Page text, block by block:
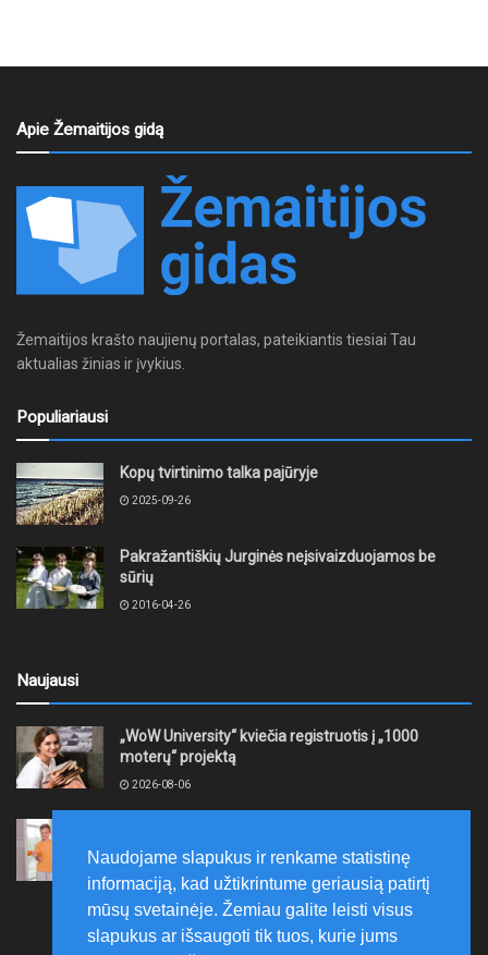
Apie Žemaitijos gidą
Žemaitijos krašto naujienų portalas, pateikiantis tiesiai Tau
aktualias žinias ir įvykius.
Populiariausi
Kopų tvirtinimo talka pajūryje
2025-09-26
Pakražantiškių Jurginės neįsivaizduojamos be
sūrių
2016-04-26
Naujausi
„WoW University“ kviečia registruotis į „1000
moterų“ projektą
2026-08-06
neformaliojo mokinių sportinio ugdymo programas
2026-08-06
Naudojame slapukus ir renkame statistinę
informaciją, kad užtikrintume geriausią patirtį
mūsų svetainėje. Žemiau galite leisti visus
slapukus ar išsaugoti tik tuos, kurie jums